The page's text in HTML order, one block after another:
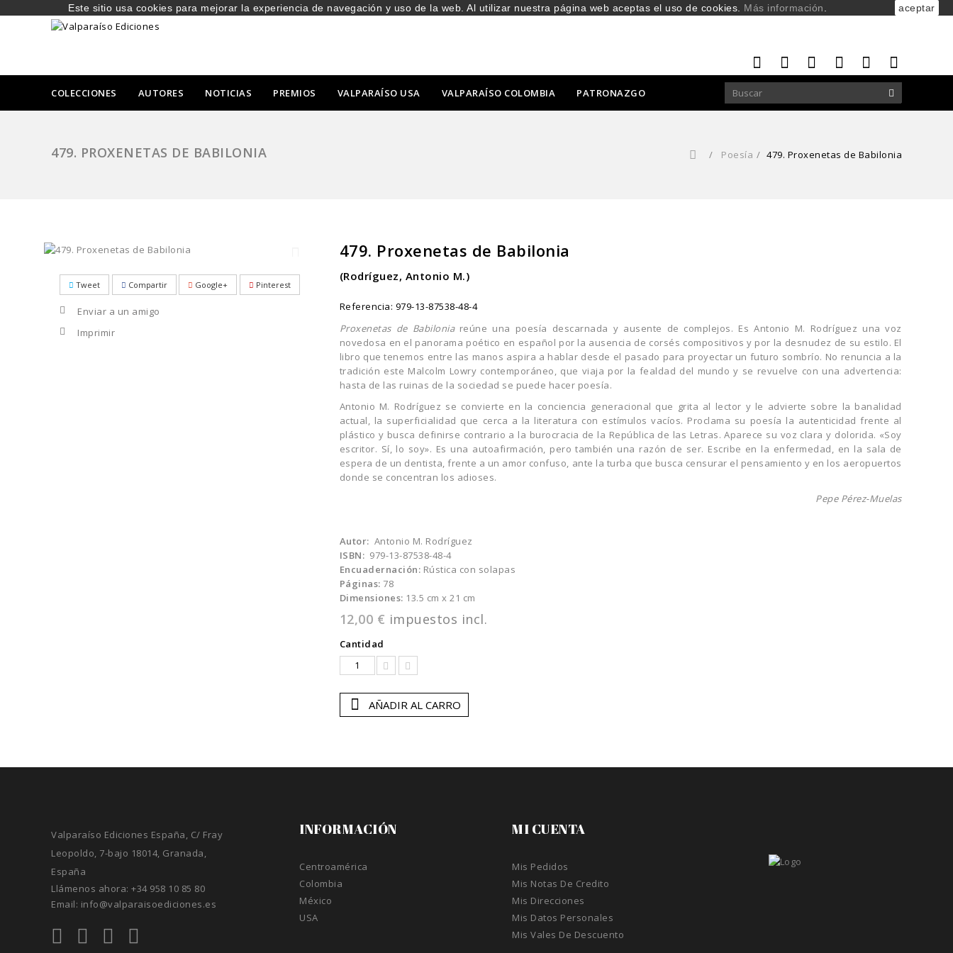
COLECCIONES AUTORES NOTICIAS PREMIOS VALPARAÍSO USA VALPARAÍSO COLOMBIA PATRONAZGO
479. PROXENETAS DE BABILONIA / Poesía / 479. Proxenetas de Babilonia
Tweet Compartir Google+ Pinterest
Enviar a un amigo
Imprimir
479. Proxenetas de Babilonia
(Rodríguez, Antonio M.)
Referencia: 979-13-87538-48-4
Proxenetas de Babiloniareúne una poesía descarnada y ausente de complejos. Es Antonio M. Rodríguez una voz
novedosa en el panorama poético en español por la ausencia de corsés compositivos y por la desnudez de su estilo. El
libro que tenemos entre las manos aspira a hablar desde el pasado para proyectar un futuro sombrío. No renuncia a la
tradición este Malcolm Lowry contemporáneo, que viaja por la fealdad del mundo y se revuelve con una advertencia:
hasta de las ruinas de la sociedad se puede hacer poesía.
Antonio M. Rodríguez se convierte en la conciencia generacional que grita al lector y le advierte sobre la banalidad
actual, la superficialidad que cerca a la literatura con estímulos vacíos. Proclama su poesía la autenticidad frente al
plástico y busca definirse contrario a la burocracia de la República de las Letras. Aparece su voz clara y dolorida. «Soy
escritor. Sí, lo soy». Es una autoafirmación, pero también una razón de ser. Escribe en la enfermedad, en la sala de
espera de un dentista, frente a un amor confuso, ante la turba que busca censurar el pensamiento y en los aeropuertos
donde se concentran los adioses.
Pepe Pérez-Muelas
Autor: Antonio M. Rodríguez
ISBN: 979-13-87538-48-4
Encuadernación: Rústica con solapas
Páginas: 78
Dimensiones: 13.5 cm x 21 cm
12,00 € impuestos incl.
Cantidad
AÑADIR AL CARRO
MI CUENTA
Mis Pedidos
Mis Notas De Credito
Mis Direcciones
Mis Datos Personales
Mis Vales De Descuento
INFORMACIÓN
Centroamérica
Colombia
México
USA
Valparaíso Ediciones España, C/ Fray
Leopoldo, 7-bajo 18014, Granada,
España
Llámenos ahora: +34 958 10 85 80
Email: info@valparaisoediciones.es
Este sitio usa cookies para mejorar la experiencia de navegación y uso de la web. Al utilizar nuestra página web aceptas el uso de cookies. Más información aceptar